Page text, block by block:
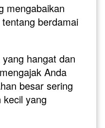
mengabaikan
berdamai
hangat dan
Anda
besar sering
kecil yang